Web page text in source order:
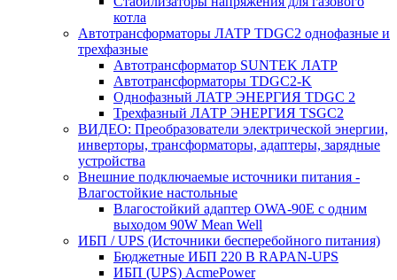
котла
Автотрансформаторы ЛАТР TDGC2 однофазные и
трехфазные
Автотрансформатор SUNTEK ЛАТР
Автотрансформаторы TDGC2-K
Однофазный ЛАТР ЭНЕРГИЯ TDGC 2
Трехфазный ЛАТР ЭНЕРГИЯ TSGC2
ВИДЕО: Преобразователи электрической энергии,
инверторы, трансформаторы, адаптеры, зарядные
устройства
Внешние подключаемые источники питания -
Влагостойкие настольные
Влагостойкий адаптер OWA-90E с одним
выходом 90W Mean Well
ИБП / UPS (Источники бесперебойного питания)
Бюджетные ИБП 220 В RAPAN-UPS
ИБП (UPS) AcmePower